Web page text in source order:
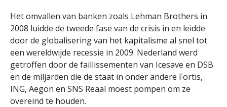
Het omvallen van banken zoals Lehman Brothers in
2008 luidde de tweede fase van de crisis in en leidde
door de globalisering van het kapitalisme al snel tot
een wereldwijde recessie in 2009. Nederland werd
getroffen door de faillissementen van Icesave en DSB
en de miljarden die de staat in onder andere Fortis,
ING, Aegon en SNS Reaal moest pompen om ze
overeind te houden.